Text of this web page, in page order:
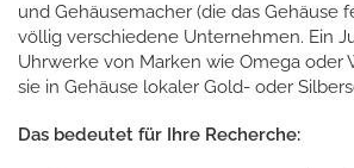
und Gehäusemacher (die das Gehäuse
völlig verschiedene Unternehmen. Ein
Uhrwerke von Marken wie Omega oder
sie in Gehäuse lokaler Gold- oder
Das bedeutet für Ihre Recherche: